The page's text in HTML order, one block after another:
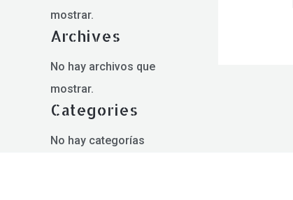
mostrar.
Archives
No hay archivos que
mostrar.
Categories
No hay categorías